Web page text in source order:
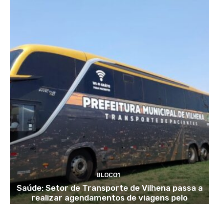
BLOCO1
Saúde: Setor de Transporte de Vilhena passa a
realizar agendamentos de viagens pelo